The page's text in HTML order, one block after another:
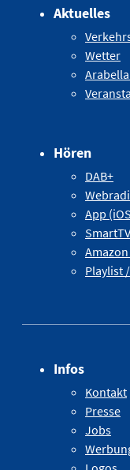
Aktuelles
Wetter
Hören
DAB+
App
SmartTV
Amazon
Playlist
Infos
Kontakt
Presse
Jobs